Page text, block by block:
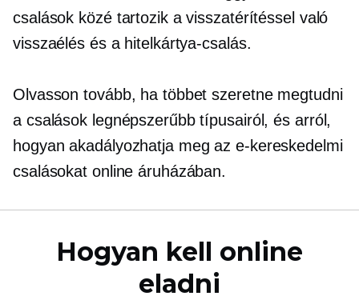
csalások közé tartozik a visszatérítéssel való
visszaélés és a hitelkártya-csalás.
Olvasson tovább, ha többet szeretne megtudni
a csalások legnépszerűbb típusairól, és arról,
hogyan akadályozhatja meg az e-kereskedelmi
csalásokat online áruházában.
Hogyan kell online
eladni